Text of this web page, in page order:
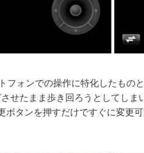
ォンでの操作に特化したものと
たまま歩き回ろうとしてしま
タンを押すだけですぐに変更可